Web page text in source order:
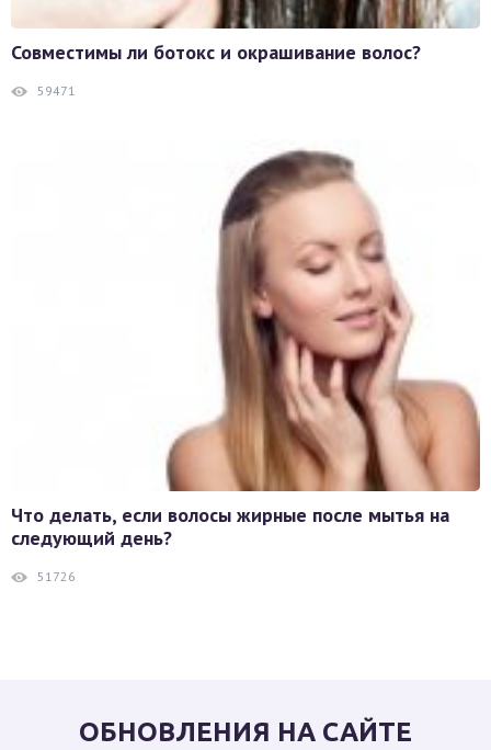
Совместимы ли ботокс и окрашивание волос?
59471
Что делать, если волосы жирные после мытья на
следующий день?
51726
ОБНОВЛЕНИЯ НА САЙТЕ